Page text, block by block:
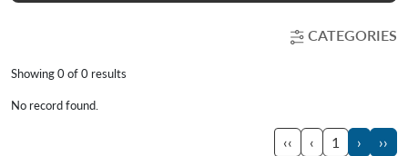
CATEGORIES
Showing 0 of0 results
No record found.
‹‹ ‹ 1 › ››